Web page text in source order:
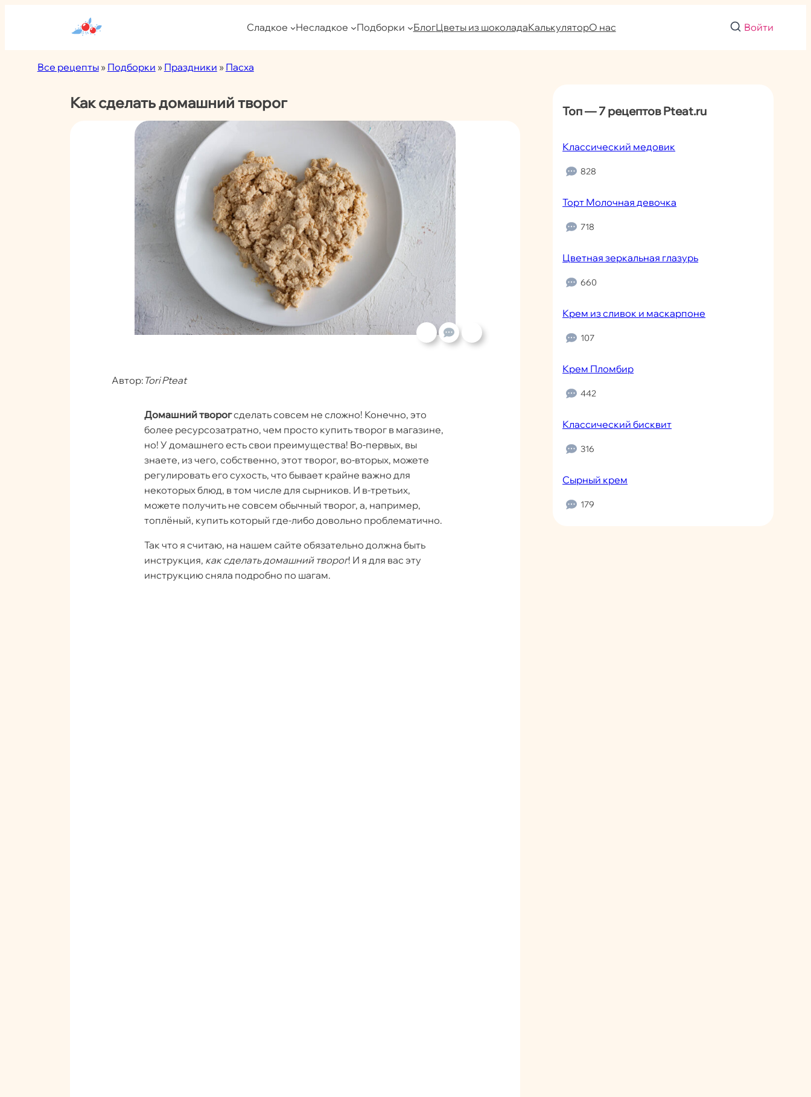
Сладкое Несладкое Подборки БлогЦветы из шоколадаКалькуляторО нас Войти
Все рецепты» Подборки » Праздники » Пасха
Как сделать домашний творог
Автор: Tori Pteat
Домашний творогсделать совсем не сложно! Конечно, это
более ресурсозатратно, чем просто купить творог в магазине,
но! У домашнего есть свои преимущества! Во-первых, вы
знаете, из чего, собственно, этот творог, во-вторых, можете
регулировать его сухость, что бывает крайне важно для
некоторых блюд, в том числе для сырников. И в-третьих,
можете получить не совсем обычный творог, а, например,
топлёный, купить который где-либо довольно проблематично.
Так что я считаю, на нашем сайте обязательно должна быть
инструкция, как сделать домашний творог! И я для вас эту
инструкцию сняла подробно по шагам.
Топ — 7 рецептов Pteat.ru
Классический медовик
828
Торт Молочная девочка
718
Цветная зеркальная глазурь
660
Крем из сливок и маскарпоне
107
Крем Пломбир
442
Классический бисквит
316
Сырный крем
179